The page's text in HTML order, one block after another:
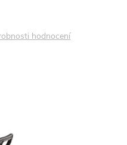
hodnocení